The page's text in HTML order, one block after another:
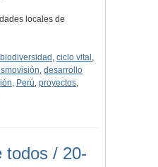
locales de
biodiversidad , ciclo vital ,
, desarrollo
, Perú, proyectos,
todos / 20-